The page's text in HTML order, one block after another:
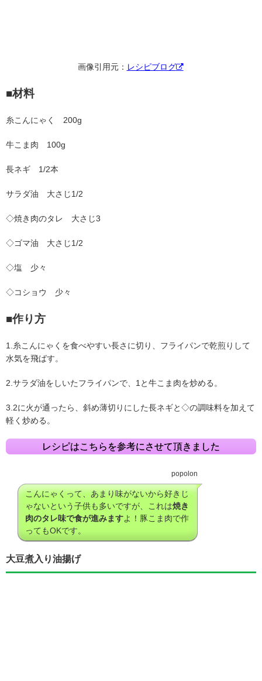
画像引用元： レシピブログ
■材料
糸こんにゃく 200g
牛こま肉 100g
長ネギ 1/2本
サラダ油 大さじ1/2
◇焼き肉のタレ 大さじ3
◇ゴマ油 大さじ1/2
◇塩 少々
◇コショウ 少々
■作り方
1.糸こんにゃくを食べやすい長さに切り、フライパンで乾煎りして
水気を飛ばす。
2.サラダ油をしいたフライパンで、1と牛こま肉を炒める。
3.2に火が通ったら、斜め薄切りにした長ネギと◇の調味料を加えて
軽く炒める。
レシピはこちらを参考にさせて頂きました
popolon
こんにゃくって、あまり味がないから好きじ
ゃないという子供も多いですが、これは焼き
肉のタレ味で食が進みますよ！豚こま肉で作
ってもOKです。
大豆煮入り油揚げ